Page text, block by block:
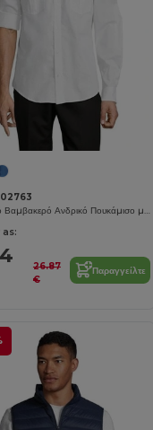
02763
Κλασικό Βαμβακερό Ανδρικό Πουκάμισο με Τσέπες στο Στήθος
as:
26.87
€
Παραγγείλτε